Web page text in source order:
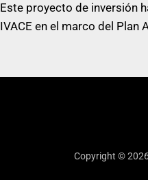
Este proyecto de inversión
IVACE en el marco del Plan
Copyright ©